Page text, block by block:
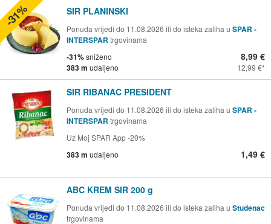
SIR PLANINSKI
Ponuda vrijedi do 11.08.2026 ili do isteka zaliha u SPAR -
INTERSPAR trgovinama
-31%sniženo
383 m udaljeno
8,99 €
12,99 €
-31%
SIR RIBANAC PRESIDENT
Ponuda vrijedi do 11.08.2026 ili do isteka zaliha u SPAR -
INTERSPAR trgovinama
Uz Moj SPAR App -20%
383 m udaljeno 1,49 €
ABC KREM SIR 200 g
Ponuda vrijedi do 11.08.2026 ili do isteka zaliha u Studenac
trgovinama